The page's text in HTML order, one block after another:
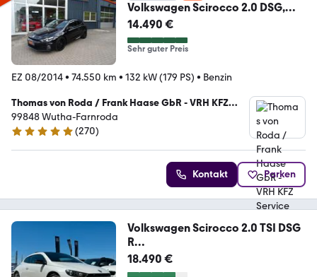
Volkswagen Scirocco 2.0 DSG,
Xenon, Navi, Kamera, Leder *37
14.490 €
Sehr guter Preis
EZ 08/2014• 74.550 km • 132 kW (179 PS) • Benzin
Thomas von Roda / Frank Haase GbR - VRH KFZ
Service
99848 Wutha-Farnroda
5 Sterne
(270)
Kontakt Parken
Volkswagen Scirocco 2.0 TSI DSG
R
*LEDER*DYNAUDIO*DCC*PANO*
18.490 €